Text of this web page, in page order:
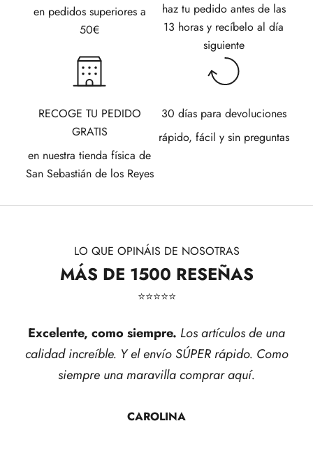
en pedidos superiores a
50€
haz tu pedido antes de las
13 horas y recíbelo al día
siguiente
RECOGE TU PEDIDO
GRATIS
en nuestra tienda física de
San Sebastián de los Reyes
30 días para devoluciones
rápido, fácil y sin preguntas
LO QUE OPINÁIS DE NOSOTRAS
MÁS DE 1500 RESEÑAS
⭐​⭐​⭐​⭐​⭐​
Excelente, como siempre. Los artículos de una
calidad increíble. Y el envío SÚPER rápido. Como
siempre una maravilla comprar aquí.
CAROLINA